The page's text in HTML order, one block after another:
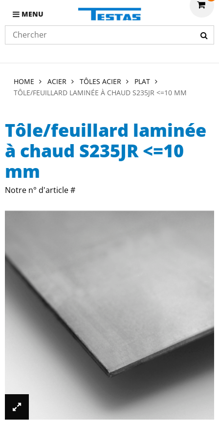
MENU
HOME ACIER TÔLES ACIER
PLAT
TÔLE/FEUILLARD LAMINÉE À CHAUD S235JR <=10 MM
Tôle/feuillard laminée
à chaud S235JR <=10
mm
Notre n° d'article #